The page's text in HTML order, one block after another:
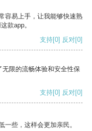
容易上手，让我能够快速熟
款app。
支持[0] 反对[0]
限的流畅体验和安全性保
支持[0] 反对[0]
些，这样会更加亲民。